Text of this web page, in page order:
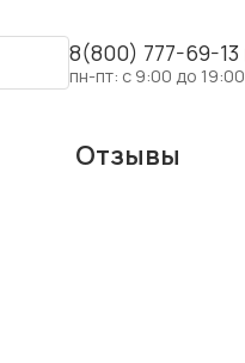
8(800) 777-69-13
пн-пт: с 9:00 до 19:00
Отзывы